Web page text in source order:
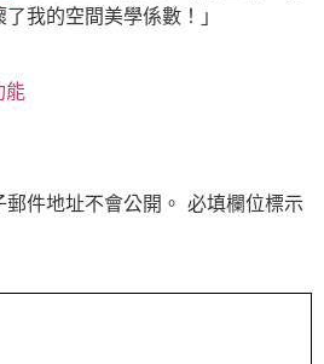
我的空間美學係數！」
能
件地址不會公開。 必填欄位標示